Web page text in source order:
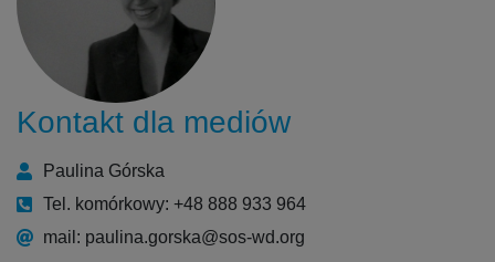
Kontakt dla mediów
Paulina Górska
Tel. komórkowy: +48 888 933 964
mail: paulina.gorska@sos-wd.org